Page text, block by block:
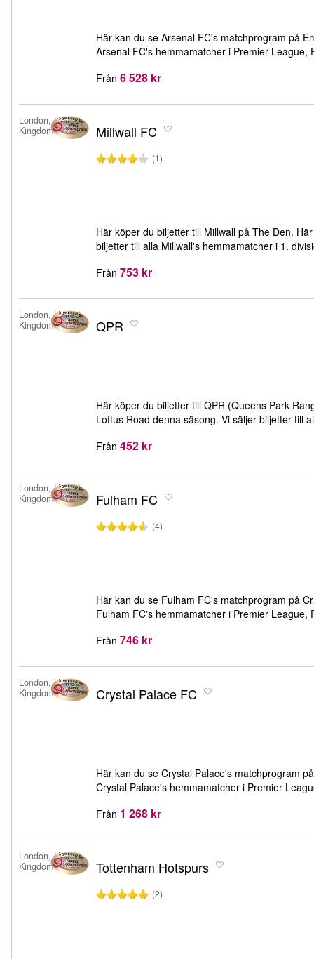
Här kan du se Arsenal FC's matchprogram på
Arsenal FC's hemmamatcher i Premier League,
Från 6 528 kr
London, United
Kingdom
Millwall FC
(1)
Här köper du biljetter till Millwall på The Den.
biljetter till alla Millwall's hemmamatcher i 1.
Från 753 kr
London, United
Kingdom
QPR
Här köper du biljetter till QPR (Queens Park
Loftus Road denna säsong. Vi säljer biljetter till
Från 452 kr
London, United
Kingdom
Fulham FC
(4)
Här kan du se Fulham FC's matchprogram på
Fulham FC's hemmamatcher i Premier League,
Från 746 kr
London, United
Kingdom
Crystal Palace FC
Här kan du se Crystal Palace's matchprogram
Crystal Palace's hemmamatcher i Premier
Från 1 268 kr
London, United
Kingdom
Tottenham Hotspurs
(2)